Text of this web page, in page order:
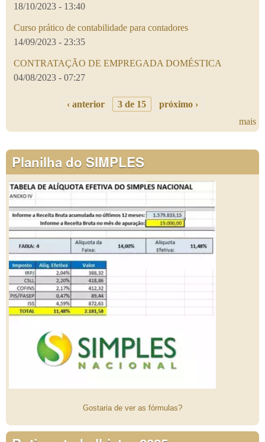
18/10/2023 - 13:40
Curso prático de contabilidade para contadores
14/09/2023 - 23:35
CONTRATAÇÃO DE EMPREGADA DOMÉSTICA
04/08/2023 - 07:27
‹ anterior 3 de 15
próximo ›
mais
Planilha do SIMPLES
Gostaria de ver as fórmulas?